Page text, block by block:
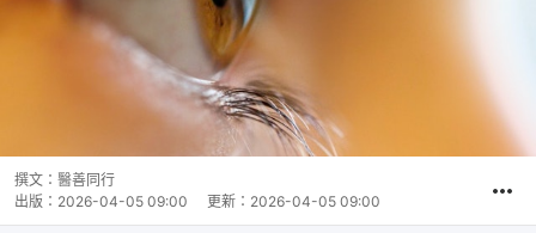
撰文： 醫善同行
出版： 2026-04-05 09:00 更新： 2026-04-05 09:00